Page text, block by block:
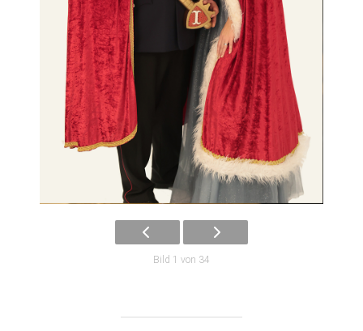
Bild 1 von 34